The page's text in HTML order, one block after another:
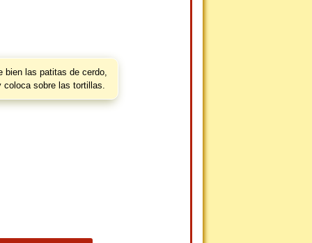
bien las patitas de cerdo,
coloca sobre las tortillas.